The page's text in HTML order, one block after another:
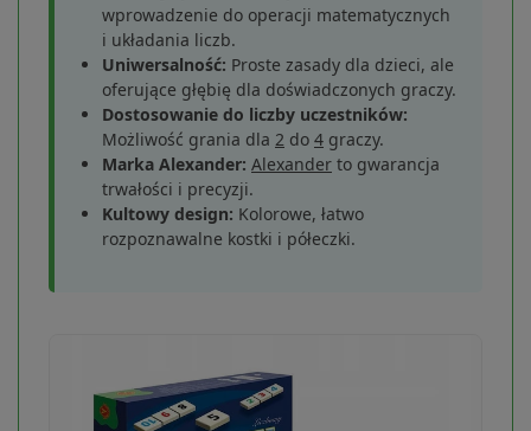
wprowadzenie do operacji matematycznych
i układania liczb.
Uniwersalność: Proste zasady dla dzieci, ale
oferujące głębię dla doświadczonych graczy.
Dostosowanie do liczby uczestników:
Możliwość grania dla 2 do 4 graczy.
Marka Alexander: Alexander to gwarancja
trwałości i precyzji.
Kultowy design: Kolorowe, łatwo
rozpoznawalne kostki i półeczki.